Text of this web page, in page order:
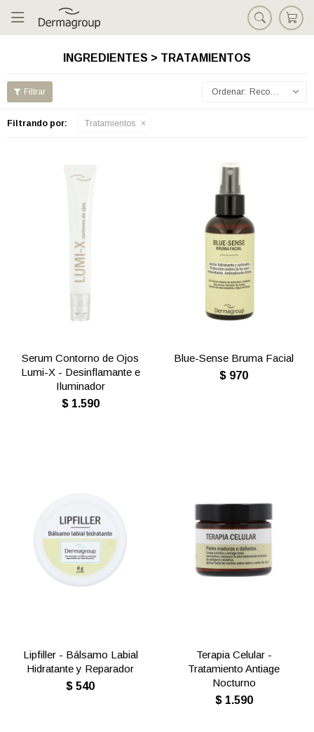

INGREDIENTES > TRATAMIENTOS
Recomendados
Filtrando por: Tratamientos
Serum Contorno de Ojos
Lumi-X - Desinflamante e
Iluminador
$ 1.590
Blue-Sense Bruma Facial
$ 970
Lipfiller - Bálsamo Labial
Hidratante y Reparador
$ 540
Terapia Celular -
Tratamiento Antiage
Nocturno
$ 1.590